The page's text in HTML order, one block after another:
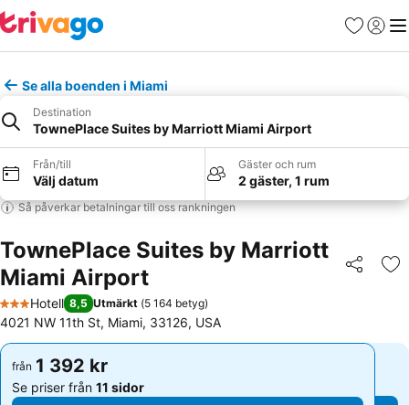
Favoriter
Logga
Se alla boenden i Miami
Destination
TownePlace Suites by Marriott Miami Airport
Från/till
Välj datum
Gäster och rum
2 gäster, 1 rum
Så påverkar betalningar till oss rankningen
TownePlace Suites by Marriott
Miami Airport
Dela
3 Stjärnor
Hotell 8,5 Utmärkt (5 164 betyg)
4021 NW 11th St, Miami, 33126, USA
från 1 392 kr
Se priser från 11 sidor
från 1 392 kr
Se priser från 11 sidor